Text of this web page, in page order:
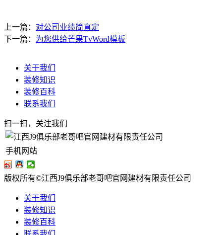
上一篇： 对公司业绩简直定
下一篇： 为您供给芒果TvWord模板
关于我们
装修知识
装修百科
联系我们
扫一扫，关注我们
手机网站
版权所有©江西J9俱乐部老哥吧官网建材有限责任公司
关于我们
装修知识
装修百科